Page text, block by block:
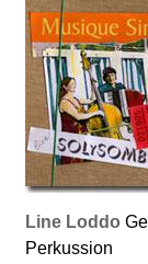
Line Loddo
Perkussion